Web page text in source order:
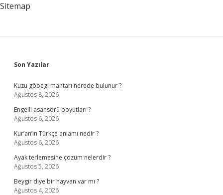
Sitemap
Sidebar
Son Yazılar
Kuzu göbegi mantarı nerede bulunur ?
Ağustos 8, 2026
Engelli asansörü boyutları ?
Ağustos 6, 2026
Kur’an’ın Türkçe anlamı nedir ?
Ağustos 6, 2026
Ayak terlemesine çözüm nelerdir ?
Ağustos 5, 2026
Beygir diye bir hayvan var mı ?
Ağustos 4, 2026